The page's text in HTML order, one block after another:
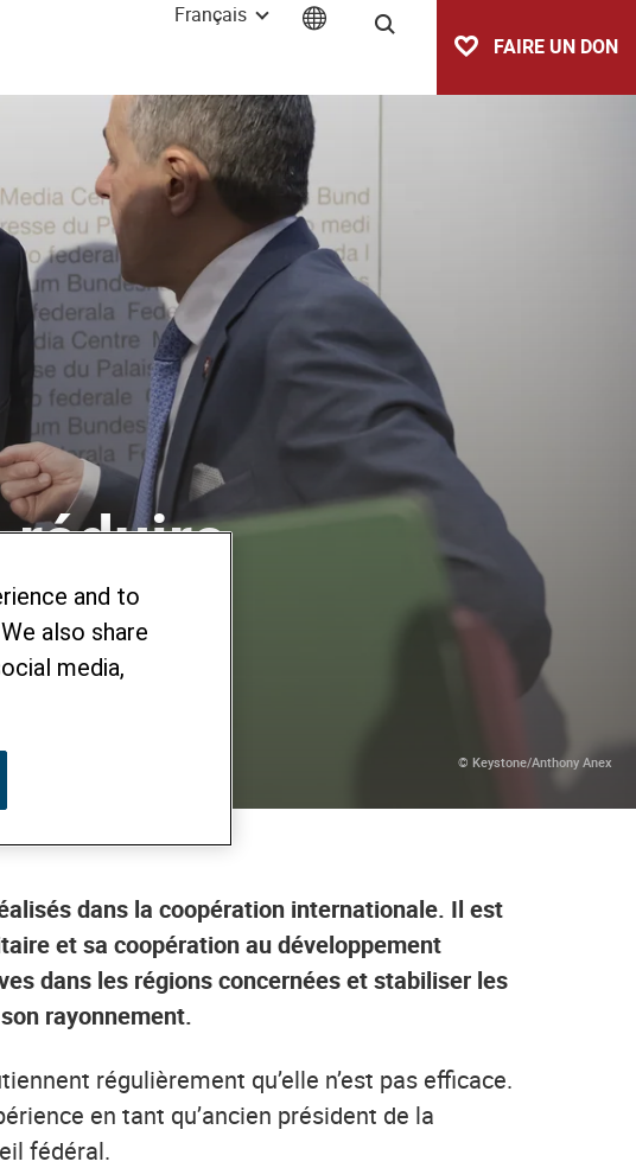
Français
Recherche
FAIRE UN DON
© Keystone/Anthony Anex
dans la coopération internationale. Il est
et sa coopération au développement
dans les régions concernées et stabiliser les
rayonnement.
régulièrement qu’elle n’est pas efficace.
en tant qu’ancien président de la
fédéral.
and to
also share
media,